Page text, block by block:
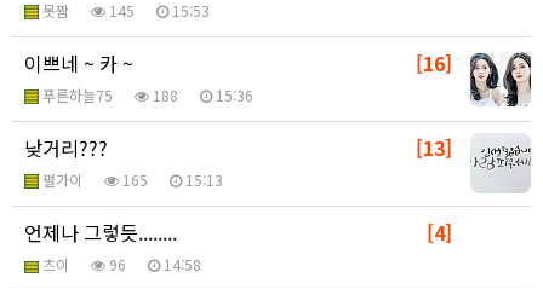
못짬 145 15:53
[16]
이쁘네 ~ 카 ~
푸른하늘75 188 15:36
[13]
낮거리???
펄가이 165 15:13
[4]
언제나 그렇듯........
츠이 96 14:58